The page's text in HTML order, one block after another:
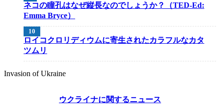
ネコの瞳孔はなぜ縦長なのでしょうか？（TED-Ed:
Emma Bryce）
ロイコクロリディウムに寄生されたカラフルなカタ
ツムリ
Invasion of Ukraine
ウクライナに関するニュース